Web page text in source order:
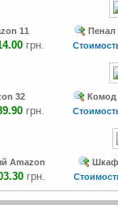
11
грн.
Пенал
32
грн.
Комод
Amazon
грн.
Шкаф